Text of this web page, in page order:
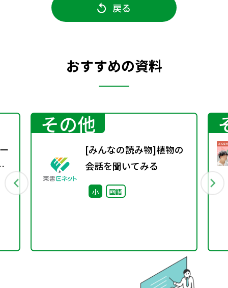
戻る
おすすめの資料
その他
[みんなの読み物]植物の
会話を聞いてみる
小 国語